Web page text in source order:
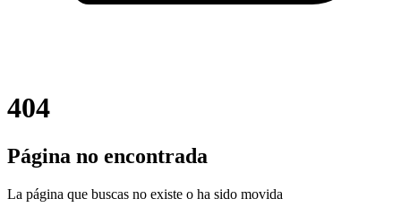
404
Página no encontrada
La página que buscas no existe o ha sido movida